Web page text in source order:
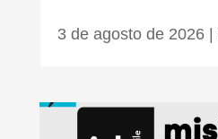
3 de agosto de 2026|